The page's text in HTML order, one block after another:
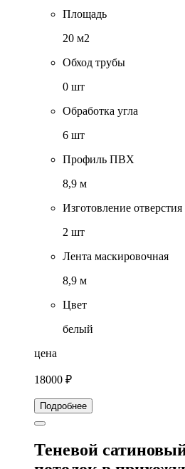
Площадь
20 м2
Обход трубы
0 шт
Обработка угла
6 шт
Профиль ПВХ
8,9 м
Изготовление отверстия
2 шт
Лента маскировочная
8,9 м
Цвет
белый
цена
18000 ₽
Подробнее
Теневой